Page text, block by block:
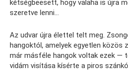
kétségbeesett, hogy valaha is újra
szeretve lenni…
Az udvar újra élettel telt meg.
hangoktól, amelyek egyetlen közös
már másféle hangok voltak ezek —
vidám visítása kísérte a piros